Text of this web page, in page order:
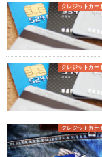
クレジットカー
クレジットカー
クレジットカー